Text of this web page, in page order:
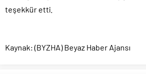
teşekkür etti.
Kaynak: (BYZHA) Beyaz Haber Ajansı